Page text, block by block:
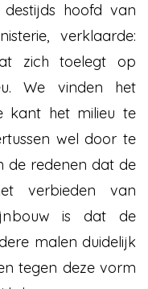
destijds hoofd van
verklaarde:
zich toelegt op
We vinden het
kant het milieu te
wel door te
de redenen dat de
verbieden van
is dat de
malen duidelijk
tegen deze vorm